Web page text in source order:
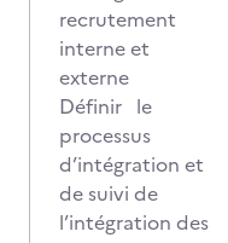
recrutement
interne et
externe
Définir le
processus
d’intégration et
de suivi de
l’intégration des